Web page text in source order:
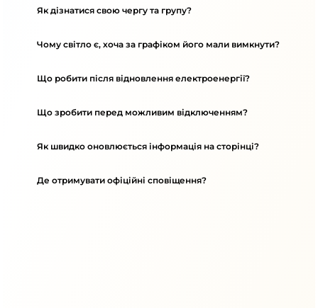
Як дізнатися свою чергу та групу?
Чому світло є, хоча за графіком його мали вимкнути?
Що робити після відновлення електроенергії?
Що зробити перед можливим відключенням?
Як швидко оновлюється інформація на сторінці?
Де отримувати офіційні сповіщення?